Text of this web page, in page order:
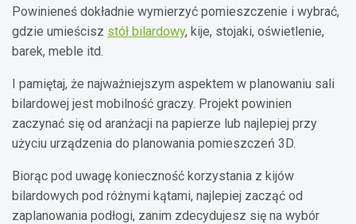
Powinieneś dokładnie wymierzyć pomieszczenie i wybrać,
gdzie umieścisz stół bilardowy, kije, stojaki, oświetlenie,
barek, meble itd.
I pamiętaj, że najważniejszym aspektem w planowaniu sali
bilardowej jest mobilność graczy. Projekt powinien
zaczynać się od aranżacji na papierze lub najlepiej przy
użyciu urządzenia do planowania pomieszczeń 3D.
Biorąc pod uwagę konieczność korzystania z kijów
bilardowych pod różnymi kątami, najlepiej zacząć od
zaplanowania podłogi, zanim zdecydujesz się na wybór